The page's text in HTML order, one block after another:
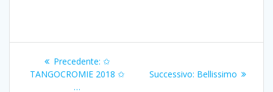
Navigazione
articoli
Precedente: Articolo
precedente:
✩
TANGOCROMIE 2018 ✩
…
Successivo: Articolo
Bellissimo